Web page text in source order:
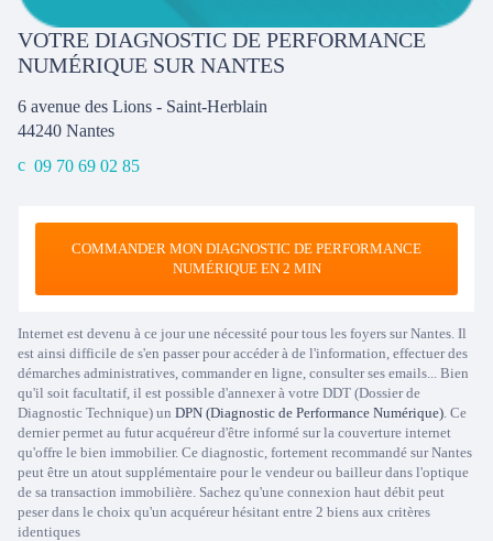
VOTRE DIAGNOSTIC DE PERFORMANCE
NUMÉRIQUE SUR NANTES
6 avenue des Lions - Saint-Herblain
44240 Nantes
09 70 69 02 85
COMMANDER MON DIAGNOSTIC DE PERFORMANCE
NUMÉRIQUE EN 2 MIN
Internet est devenu à ce jour une nécessité pour tous les foyers sur Nantes. Il
est ainsi difficile de s'en passer pour accéder à de l'information, effectuer des
démarches administratives, commander en ligne, consulter ses emails... Bien
qu'il soit facultatif, il est possible d'annexer à votre DDT (Dossier de
Diagnostic Technique) un DPN (Diagnostic de Performance Numérique). Ce
dernier permet au futur acquéreur d'être informé sur la couverture internet
qu'offre le bien immobilier. Ce diagnostic, fortement recommandé sur Nantes
peut être un atout supplémentaire pour le vendeur ou bailleur dans l'optique
de sa transaction immobilière. Sachez qu'une connexion haut débit peut
peser dans le choix qu'un acquéreur hésitant entre 2 biens aux critères
identiques